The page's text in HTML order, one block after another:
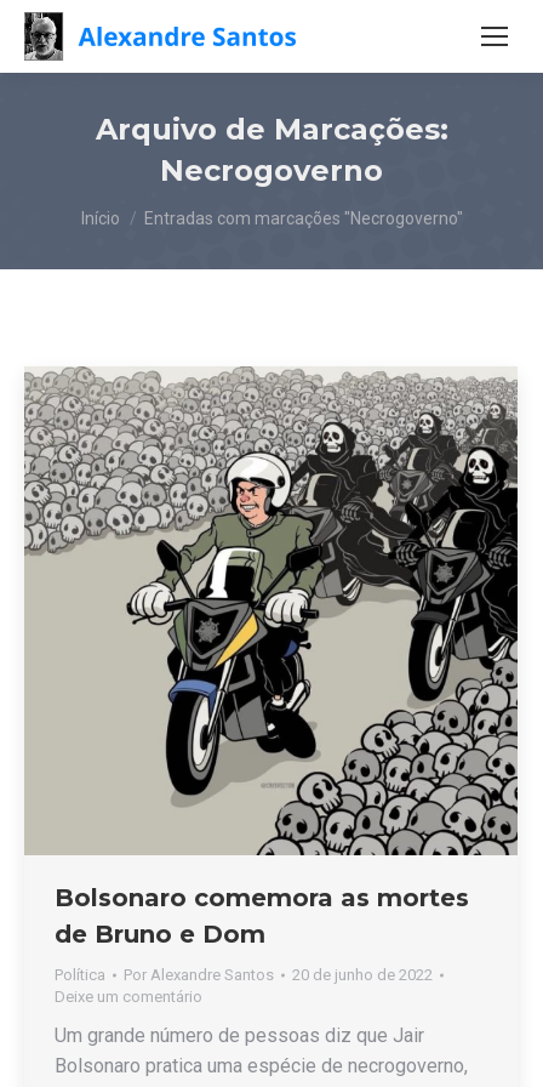
Arquivo de Marcações:
Necrogoverno
Você está aqui:
Início Entradas com marcações "Necrogoverno"
Bolsonaro comemora as mortes
de Bruno e Dom
Política Por Alexandre Santos
20 de junho de 2022
Deixe um comentário
Um grande número de pessoas diz que Jair
Bolsonaro pratica uma espécie de necrogoverno,